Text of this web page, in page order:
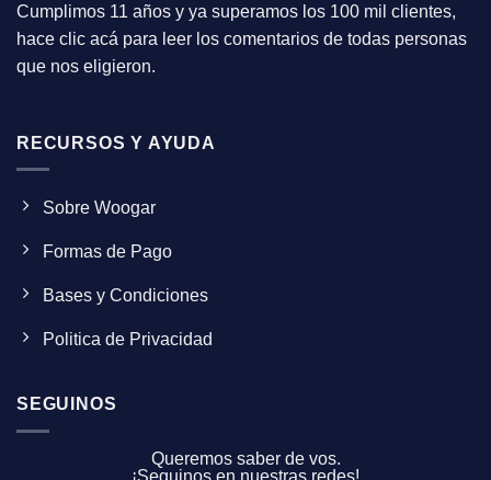
Cumplimos 11 años y ya superamos los 100 mil clientes,
hace clic acá para leer los comentarios de todas personas
que nos eligieron.
RECURSOS Y AYUDA
Sobre Woogar
Formas de Pago
Bases y Condiciones
Politica de Privacidad
SEGUINOS
Queremos saber de vos.
¡Seguinos en nuestras redes!